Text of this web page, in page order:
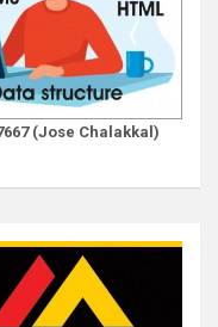
(Jose Chalakkal)